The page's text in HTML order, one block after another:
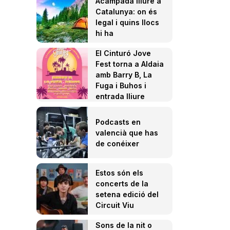
Catalunya: on és
legal i quins llocs
hi ha
El Cinturó Jove
Fest torna a Aldaia
amb Barry B, La
Fuga i Buhos i
entrada lliure
Podcasts en
valencià que has
de conéixer
Estos són els
concerts de la
setena edició del
Circuit Viu
Sons de la nit o